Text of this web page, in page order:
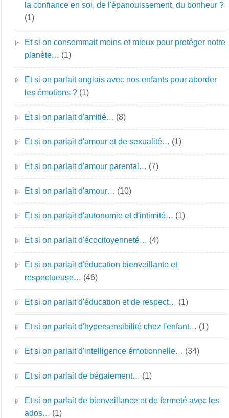
la confiance en soi, de l'épanouissement, du bonheur ?
(1)
Et si on consommait moins et mieux pour protéger notre
planète… (1)
Et si on parlait anglais avec nos enfants pour aborder
les émotions ? (1)
Et si on parlait d'amitié… (8)
Et si on parlait d'amour et de sexualité… (1)
Et si on parlait d'amour parental… (7)
Et si on parlait d'amour… (10)
Et si on parlait d'autonomie et d'intimité… (1)
Et si on parlait d'écocitoyenneté… (4)
Et si on parlait d'éducation bienveillante et
respectueuse… (46)
Et si on parlait d'éducation et de respect… (1)
Et si on parlait d'hypersensibilité chez l'enfant… (1)
Et si on parlait d'intelligence émotionnelle… (34)
Et si on parlait de bégaiement… (1)
Et si on parlait de bienveillance et de fermeté avec les
ados… (1)